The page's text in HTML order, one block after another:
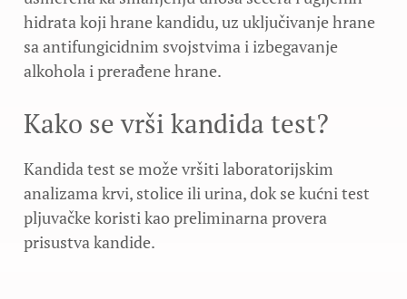
hidrata koji hrane kandidu, uz uključivanje hrane
sa antifungicidnim svojstvima i izbegavanje
alkohola i prerađene hrane.
Kako se vrši kandida test?
Kandida test se može vršiti laboratorijskim
analizama krvi, stolice ili urina, dok se kućni test
pljuvačke koristi kao preliminarna provera
prisustva kandide.